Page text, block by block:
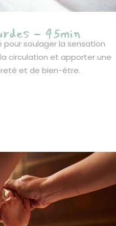
- 45min
soulager la sensation
circulation et apporter une
et de bien-être.